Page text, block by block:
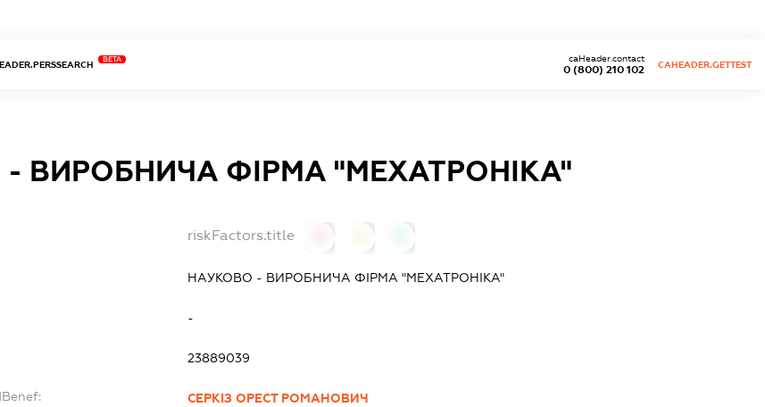
BETA
0 (800) 210 102
caHeader.contact
CAHEADER.GETTEST
ВИРОБНИЧА ФІРМА "МЕХАТРОНІКА"
riskFactors.title
НАУКОВО - ВИРОБНИЧА ФІРМА "МЕХАТРОНІКА"
-
23889039
СЕРКІЗ ОРЕСТ РОМАНОВИЧ